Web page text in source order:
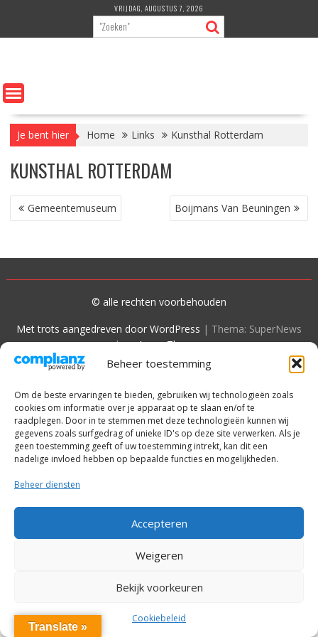
Beheer toestemming
Om de beste ervaringen te bieden, gebruiken wij technologieën zoals
cookies om informatie over je apparaat op te slaan en/of te
raadplegen. Door in te stemmen met deze technologieën kunnen wij
gegevens zoals surfgedrag of unieke ID's op deze site verwerken. Als je
geen toestemming geeft of uw toestemming intrekt, kan dit een
nadelige invloed hebben op bepaalde functies en mogelijkheden.
Beheer diensten
Accepteren
Weigeren
Bekijk voorkeuren
Cookiebeleid
de
VRIJDAG, AUGUSTUS 7, 2026
Je bent hier Home Links Kunsthal Rotterdam
KUNSTHAL ROTTERDAM
BERICHT
NAVIGATIE
Gemeentemuseum Boijmans Van Beuningen
© alle rechten voorbehouden
Met trots aangedreven door WordPress | Thema: SuperNews
doorAcme Themes
Translate »